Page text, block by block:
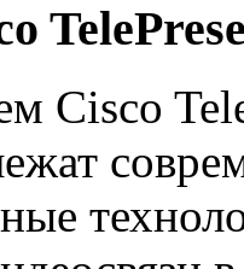
Cisco